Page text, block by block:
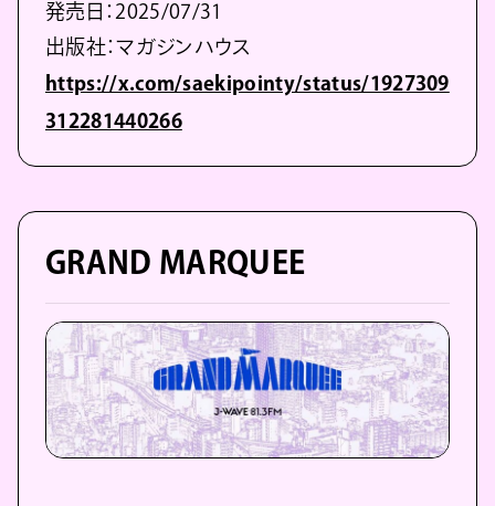
発売日：2025/07/31
出版社：マガジンハウス
https://x.com/saekipointy/status/1927309
312281440266
GRAND MARQUEE